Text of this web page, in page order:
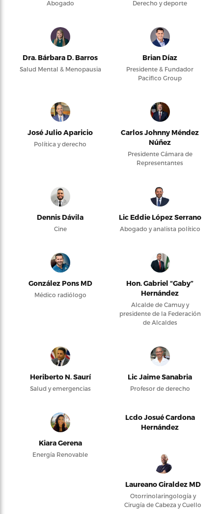
Abogado Derecho y deporte
Dra. Bárbara D. Barros
Salud Mental & Menopausia
Brian Díaz
Presidente & Fundador
Pacifico Group
José Julio Aparicio
Política y derecho
Carlos Johnny Méndez
Núñez
Presidente Cámara de
Representantes
Dennis Dávila
Cine
Lic Eddie López Serrano
Abogado y analista político
González Pons MD
Médico radiólogo
Hon. Gabriel “Gaby”
Hernández
Alcalde de Camuy y
presidente de la Federación
de Alcaldes
Heriberto N. Saurí
Salud y emergencias
Lic Jaime Sanabria
Profesor de derecho
Kiara Gerena
Energía Renovable
Lcdo Josué Cardona
Hernández
Laureano Giraldez MD
Otorrinolaringología y
Cirugía de Cabeza y Cuello